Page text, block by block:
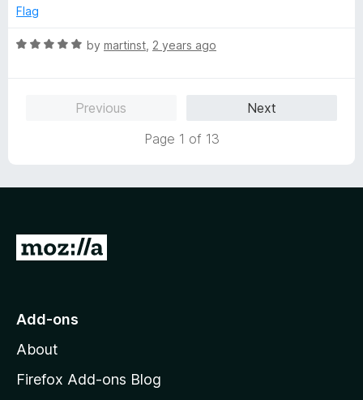
fu
o
Flag
R
5
by martinst 2 years ago
Previous
Next
Page 1 of 13
G
o
o
z
Add-ons
About
Firefox Add-ons Blog